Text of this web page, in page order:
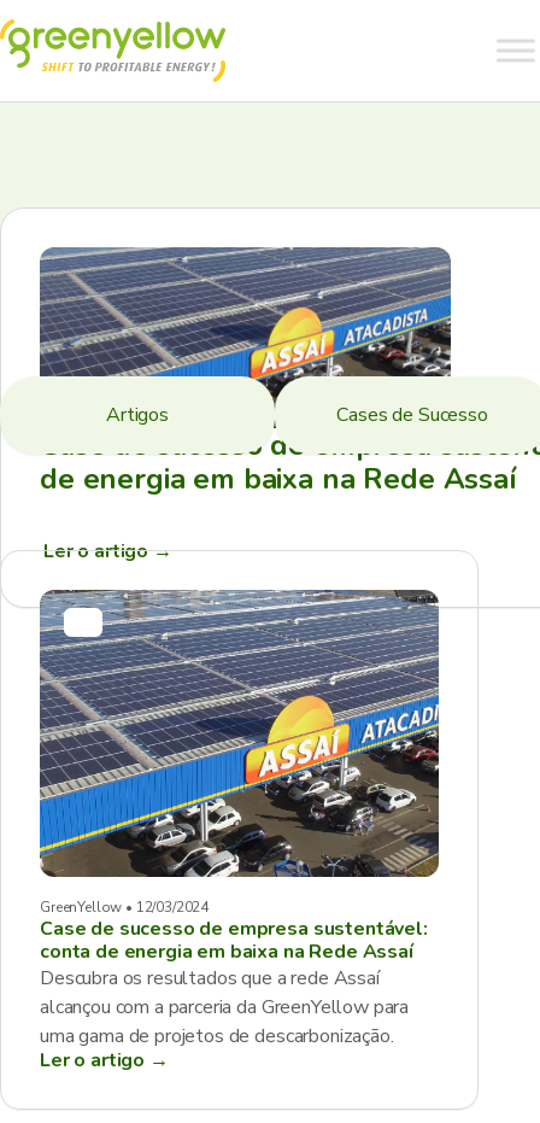
Case de sucesso de empresa
de energia em baixa na Rede Assaí
Ler o artigo→
Artigos Cases de Sucesso
GreenYellow • 12/03/2024
Case de sucesso de empresa sustentável:
conta de energia em baixa na Rede Assaí
Descubra os resultados que a rede Assaí
alcançou com a parceria da GreenYellow para
uma gama de projetos de descarbonização.
Ler o artigo →